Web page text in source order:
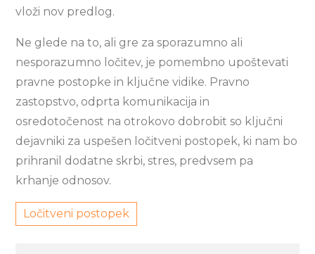
vloži nov predlog.
Ne glede na to, ali gre za sporazumno ali
nesporazumno ločitev, je pomembno upoštevati
pravne postopke in ključne vidike. Pravno
zastopstvo, odprta komunikacija in
osredotočenost na otrokovo dobrobit so ključni
dejavniki za uspešen ločitveni postopek, ki nam bo
prihranil dodatne skrbi, stres, predvsem pa
krhanje odnosov.
Ločitveni postopek